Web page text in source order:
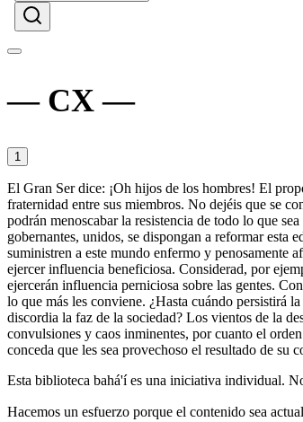
CX
1
El Gran Ser dice: ¡Oh hijos de los hombres! El
fraternidad entre sus miembros. No dejéis que se
podrán menoscabar la resistencia de todo lo que
gobernantes, unidos, se dispongan a reformar esta
suministren a este mundo enfermo y penosamente
ejercer influencia beneficiosa. Considerad, por
ejercerán influencia perniciosa sobre las gentes.
lo que más les conviene. ¿Hasta cuándo persistirá
discordia la faz de la sociedad? Los vientos de la
convulsiones y caos inminentes, por cuanto el
conceda que les sea provechoso el resultado de su
Esta biblioteca bahá'í es una iniciativa individual.
Hacemos un esfuerzo porque el contenido sea